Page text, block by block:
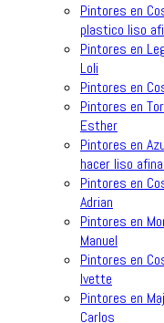
Pintores en
plastico liso
Pintores en
Loli
Pintores en
Pintores en
Esther
Pintores en
hacer liso
Pintores en
Adrian
Pintores en
Manuel
Pintores en
Ivette
Pintores en
Carlos